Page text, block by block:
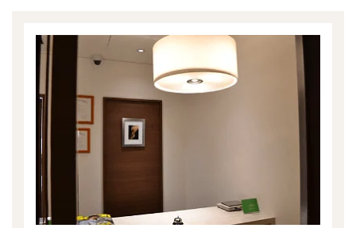
かんたん30秒でお試し査定